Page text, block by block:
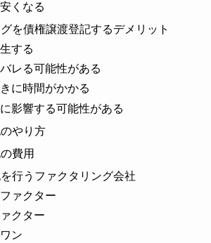
くなる
を債権譲渡登記するデメリット
する
レる可能性がある
に時間がかかる
影響する可能性がある
やり方
費用
行うファクタリング会社
ァクター
クター
ン